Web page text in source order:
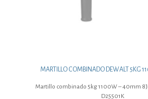
MARTILLO COMBINADO DEWALT 5KG
Martillo combinado 5kg 1100W – 40mm 8J-
D25501K